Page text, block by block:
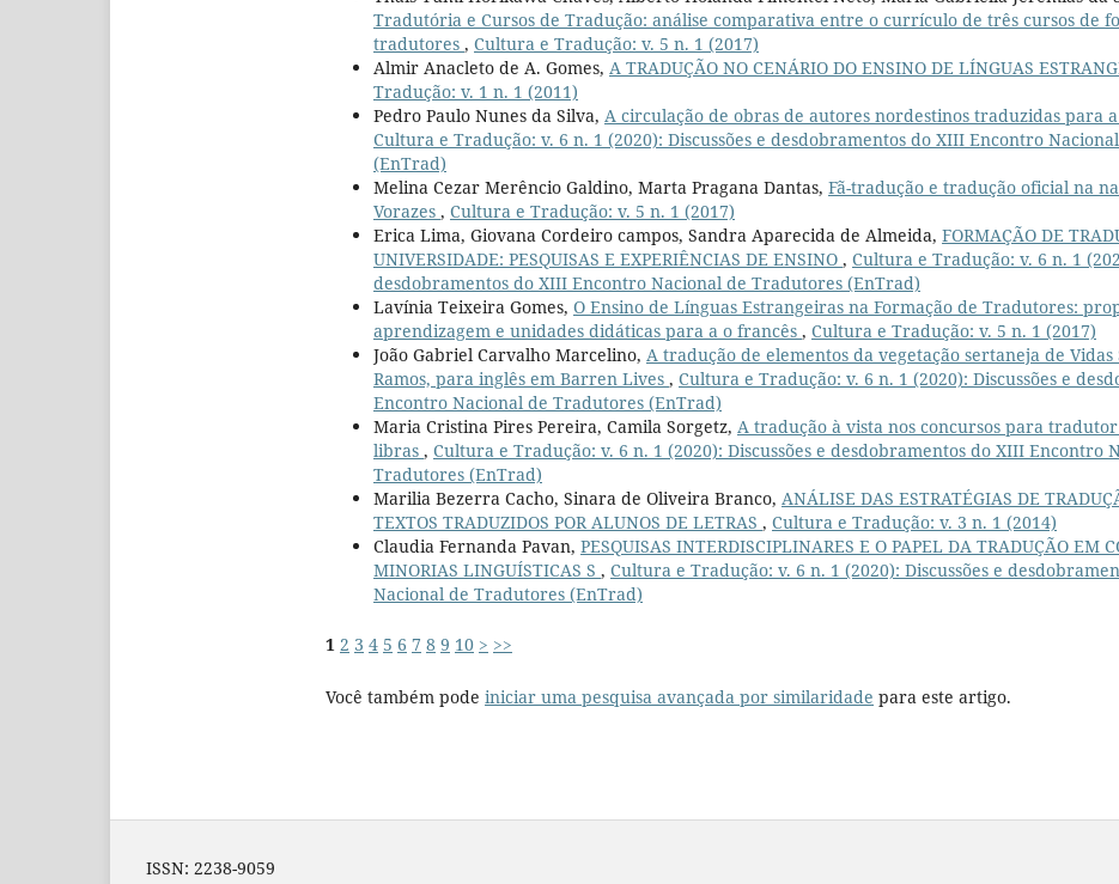
Tradutória e Cursos de Tradução: análise comparativa entre o currículo de três cursos de
tradutores , Cultura e Tradução: v. 5 n. 1 (2017)
Almir Anacleto de A. Gomes, A TRADUÇÃO NO CENÁRIO DO ENSINO DE LÍNGUAS
Tradução: v. 1 n. 1 (2011)
Pedro Paulo Nunes da Silva, A circulação de obras de autores nordestinos traduzidas para
Cultura e Tradução: v. 6 n. 1 (2020): Discussões e desdobramentos do XIII Encontro
(EnTrad)
Melina Cezar Merêncio Galdino, Marta Pragana Dantas, Fã-tradução e tradução oficial na
Vorazes , Cultura e Tradução: v. 5 n. 1 (2017)
Erica Lima, Giovana Cordeiro campos, Sandra Aparecida de Almeida, FORMAÇÃO DE
UNIVERSIDADE: PESQUISAS E EXPERIÊNCIAS DE ENSINO , Cultura e Tradução: v. 6 n. 1
desdobramentos do XIII Encontro Nacional de Tradutores (EnTrad)
Lavínia Teixeira Gomes, O Ensino de Línguas Estrangeiras na Formação de Tradutores:
aprendizagem e unidades didáticas para a o francês , Cultura e Tradução: v. 5 n. 1 (2017)
João Gabriel Carvalho Marcelino, A tradução de elementos da vegetação sertaneja de Vidas
Ramos, para inglês em Barren Lives , Cultura e Tradução: v. 6 n. 1 (2020): Discussões e
Encontro Nacional de Tradutores (EnTrad)
Maria Cristina Pires Pereira, Camila Sorgetz, A tradução à vista nos concursos para
libras , Cultura e Tradução: v. 6 n. 1 (2020): Discussões e desdobramentos do XIII Encontro
Tradutores (EnTrad)
Marilia Bezerra Cacho, Sinara de Oliveira Branco, ANÁLISE DAS ESTRATÉGIAS DE
TEXTOS TRADUZIDOS POR ALUNOS DE LETRAS , Cultura e Tradução: v. 3 n. 1 (2014)
Claudia Fernanda Pavan, PESQUISAS INTERDISCIPLINARES E O PAPEL DA TRADUÇÃO EM
MINORIAS LINGUÍSTICAS S , Cultura e Tradução: v. 6 n. 1 (2020): Discussões e
Nacional de Tradutores (EnTrad)
1 2 3 4 5 6 7 8 9 10 > >>
Você também pode iniciar uma pesquisa avançada por similaridade para este artigo.
ISSN: 2238-9059